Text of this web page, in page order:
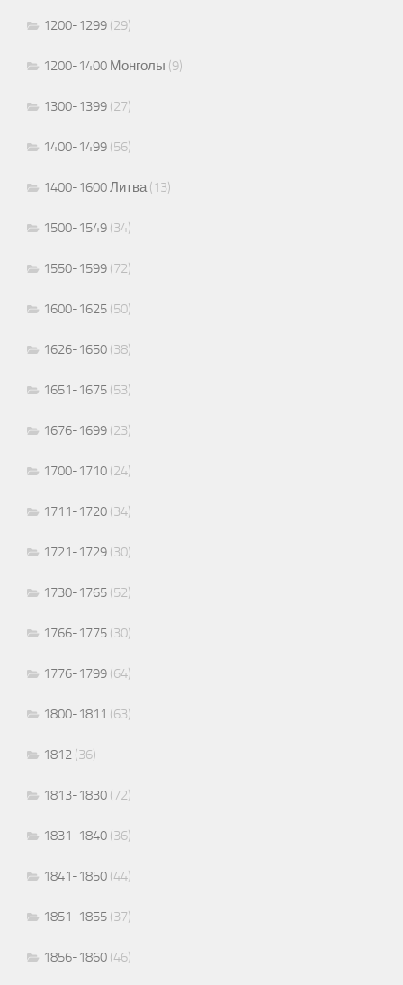
1200-1299 (29)
1200-1400 Монголы (9)
1300-1399 (27)
1400-1499 (56)
1400-1600 Литва(13)
1500-1549 (34)
1550-1599 (72)
1600-1625 (50)
1626-1650 (38)
1651-1675 (53)
1676-1699 (23)
1700-1710 (24)
1711-1720 (34)
1721-1729 (30)
1730-1765 (52)
1766-1775 (30)
1776-1799 (64)
1800-1811 (63)
1812 (36)
1813-1830 (72)
1831-1840 (36)
1841-1850 (44)
1851-1855 (37)
1856-1860 (46)